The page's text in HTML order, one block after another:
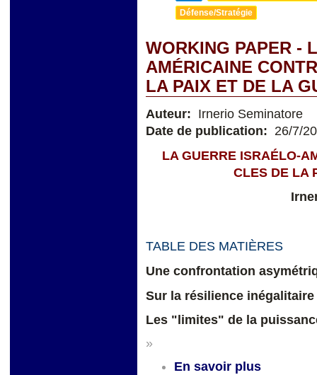
Défense/Stratégie
WORKING PAPER -
AMÉRICAINE
LA PAIX ET DE LA
Auteur: Irnerio Seminatore
Date de publication: 26/7/
LA GUERRE ISRAÉLO-
CLES DE LA
TABLE DES MATIÈRES
Une confrontation
Sur la résilience inégalitaire
Les "limites" de la
»
En savoir plus